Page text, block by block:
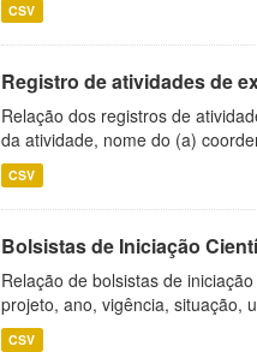
CSV
Registro de atividades de
Relação dos registros de
da atividade, nome do (a)
CSV
Bolsistas de Iniciação
Relação de bolsistas de
projeto, ano, vigência, situação,
CSV